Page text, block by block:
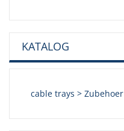
KATALOG
cable trays > Zubehoer